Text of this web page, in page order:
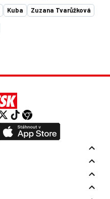
Kuba Zuzana Tvarůžková